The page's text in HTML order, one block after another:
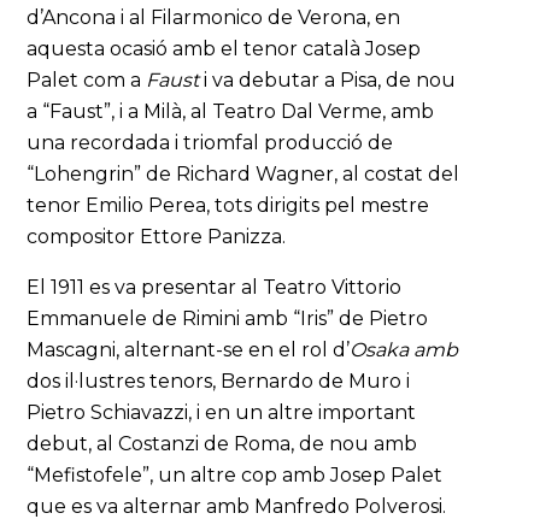
d’Ancona i al Filarmonico de Verona, en
aquesta ocasió amb el tenor català Josep
Palet com a Fausti va debutar a Pisa, de nou
a “Faust”, i a Milà, al Teatro Dal Verme, amb
una recordada i triomfal producció de
“Lohengrin” de Richard Wagner, al costat del
tenor Emilio Perea, tots dirigits pel mestre
compositor Ettore Panizza.
El 1911 es va presentar al Teatro Vittorio
Emmanuele de Rimini amb “Iris” de Pietro
Mascagni, alternant-se en el rol d’Osaka amb
dos il·lustres tenors, Bernardo de Muro i
Pietro Schiavazzi, i en un altre important
debut, al Costanzi de Roma, de nou amb
“Mefistofele”, un altre cop amb Josep Palet
que es va alternar amb Manfredo Polverosi.